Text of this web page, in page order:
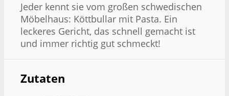
Jeder kennt sie vom großen schwedischen
Möbelhaus: Köttbullar mit Pasta. Ein
leckeres Gericht, das schnell gemacht ist
und immer richtig gut schmeckt!
Zutaten